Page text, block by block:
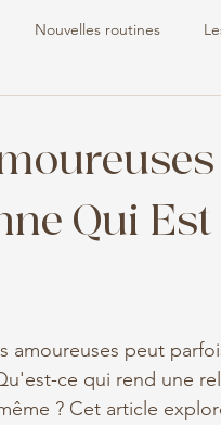
Nouvelles routines
Qui
peut
ce qui rend une
? Cet article